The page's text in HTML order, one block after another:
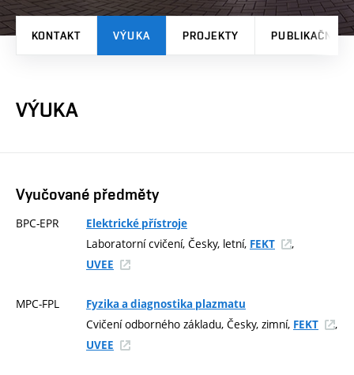
KONTAKT VÝUKA PROJEKTY PUBLIKAČNÍ
VÝUKA
Vyučované předměty
BPC-EPR Elektrické přístroje
Laboratorní cvičení, Česky, letní, FEKT ,
UVEE
MPC-FPL Fyzika a diagnostika plazmatu
Cvičení odborného základu, Česky, zimní, FEKT ,
UVEE